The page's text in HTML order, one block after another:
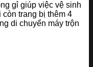
gỉ giúp việc vệ sinh
trang bị thêm 4
di chuyển máy trộn